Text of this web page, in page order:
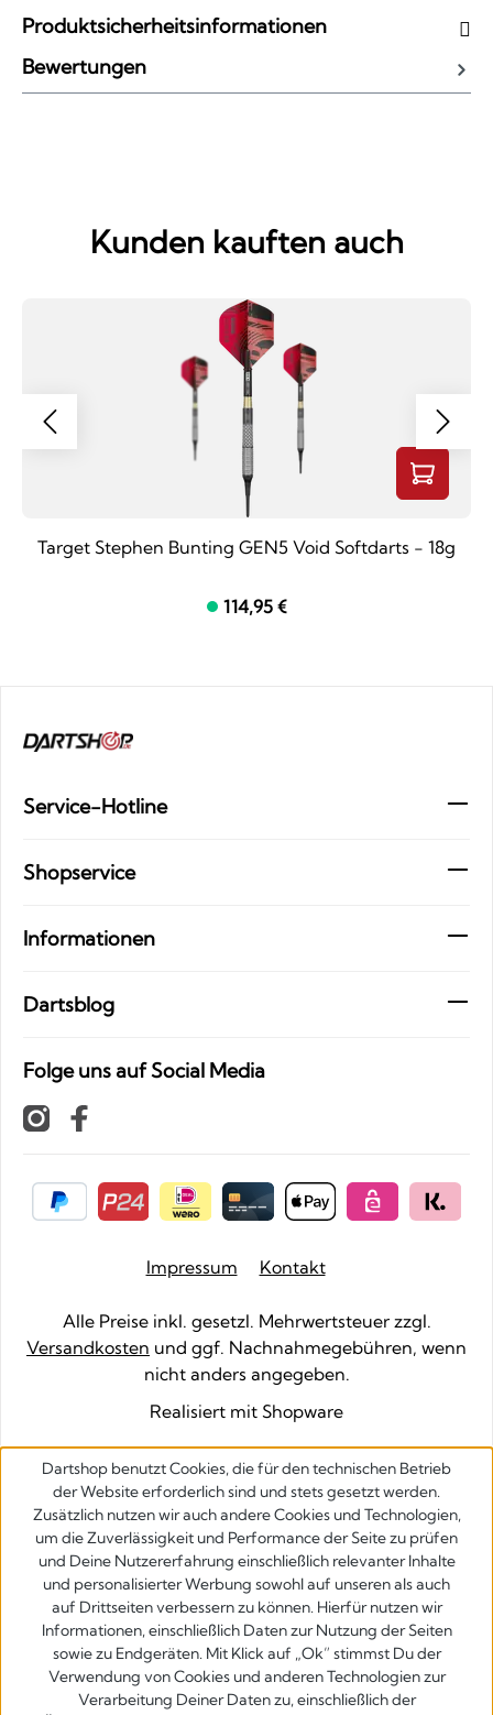
Produktsicherheitsinformationen
Bewertungen
Kunden kauften auch
Target Stephen Bunting GEN5 Void Softdarts - 18g
114,95 €
Service-Hotline
Shopservice
Informationen
Dartsblog
Folge uns auf Social Media
Impressum Kontakt
Alle Preise inkl. gesetzl. Mehrwertsteuer zzgl.
Versandkosten und ggf. Nachnahmegebühren, wenn
nicht anders angegeben.
Realisiert mit Shopware
Dartshop benutzt Cookies, die für den technischen Betrieb
der Website erforderlich sind und stets gesetzt werden.
Zusätzlich nutzen wir auch andere Cookies und Technologien,
um die Zuverlässigkeit und Performance der Seite zu prüfen
und Deine Nutzererfahrung einschließlich relevanter Inhalte
und personalisierter Werbung sowohl auf unseren als auch
auf Drittseiten verbessern zu können. Hierfür nutzen wir
Informationen, einschließlich Daten zur Nutzung der Seiten
sowie zu Endgeräten. Mit Klick auf „Ok” stimmst Du der
Verwendung von Cookies und anderen Technologien zur
Verarbeitung Deiner Daten zu, einschließlich der